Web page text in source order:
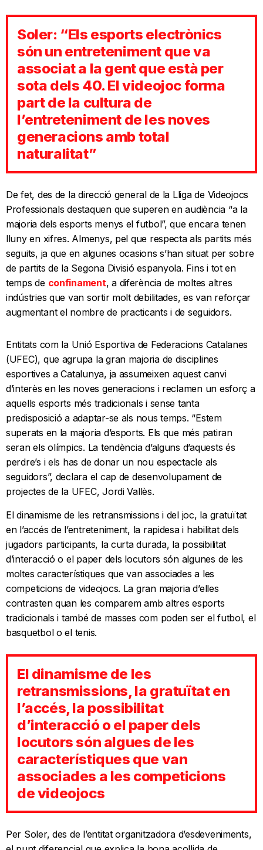
Soler: “Els esports electrònics
són un entreteniment que va
associat a la gent que està per
sota dels 40. El videojoc forma
part de la cultura de
l’entreteniment de les noves
generacions amb total
naturalitat”
De fet, des de la direcció general de la Lliga de Videojocs
Professionals destaquen que superen en audiència “a la
majoria dels esports menys el futbol”, que encara tenen
lluny en xifres. Almenys, pel que respecta als partits més
seguits, ja que en algunes ocasions s’han situat per sobre
de partits de la Segona Divisió espanyola. Fins i tot en
temps de confinament, a diferència de moltes altres
indústries que van sortir molt debilitades, es van reforçar
augmentant el nombre de practicants i de seguidors.
Entitats com la Unió Esportiva de Federacions Catalanes
(UFEC), que agrupa la gran majoria de disciplines
esportives a Catalunya, ja assumeixen aquest canvi
d’interès en les noves generacions i reclamen un esforç a
aquells esports més tradicionals i sense tanta
predisposició a adaptar-se als nous temps. “Estem
superats en la majoria d’esports. Els que més patiran
seran els olímpics. La tendència d’alguns d’aquests és
perdre’s i els has de donar un nou espectacle als
seguidors”, declara el cap de desenvolupament de
projectes de la UFEC, Jordi Vallès.
El dinamisme de les retransmissions i del joc, la gratuïtat
en l’accés de l’entreteniment, la rapidesa i habilitat dels
jugadors participants, la curta durada, la possibilitat
d’interacció o el paper dels locutors són algunes de les
moltes característiques que van associades a les
competicions de videojocs. La gran majoria d’elles
contrasten quan les comparem amb altres esports
tradicionals i també de masses com poden ser el futbol, el
basquetbol o el tenis.
El dinamisme de les
retransmissions, la gratuïtat en
l’accés, la possibilitat
d’interacció o el paper dels
locutors són algues de les
característiques que van
associades a les competicions
de videojocs
Per Soler, des de l’entitat organitzadora d’esdeveniments,